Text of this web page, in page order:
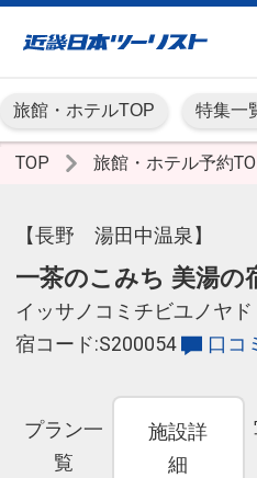
旅館・ホテルTOP 特集一
TOP 旅館・ホテル予約
【長野 湯田中温泉】
一茶のこみち 美湯の
イッサノコミチビユノヤド
宿コード:S200054
口コ
プラン一
覧
施設詳
細